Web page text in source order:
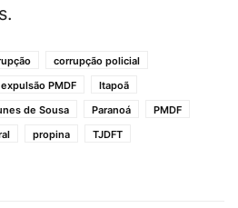
corrupção policial
expulsão PMDF
Itapoã
de Sousa Paranoá
PMDF
propina
TJDFT